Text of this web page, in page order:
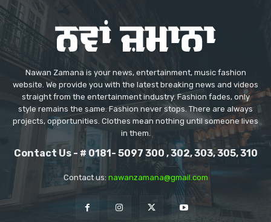
Nawan Zamana is your news, entertainment, music fashion
website. We provide you with the latest breaking news and videos
straight from the entertainment industry. Fashion fades, only
style remains the same. Fashion never stops. There are always
projects, opportunities. Clothes mean nothing until someone lives
in them.
Contact Us - # 0181- 5097 300 , 302, 303, 305, 310
Contact us: nawanzamana@gmail.com